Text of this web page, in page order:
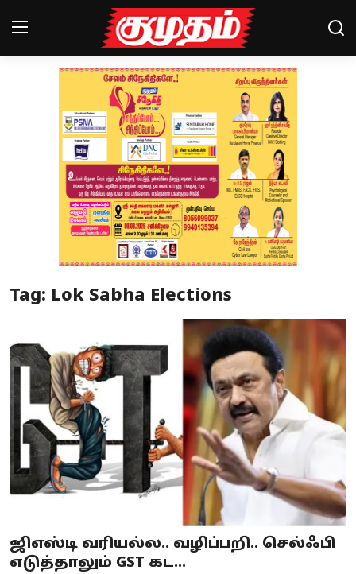
Magazines
Special Story
Business
Crime
Tamilnadu
National
Astrology
Tag: Lok Sabha Elections
ஜிஎஸ்டி வரியல்ல.. வழிப்பறி.. செல்ஃபி
எடுத்தாலும் GST கட...